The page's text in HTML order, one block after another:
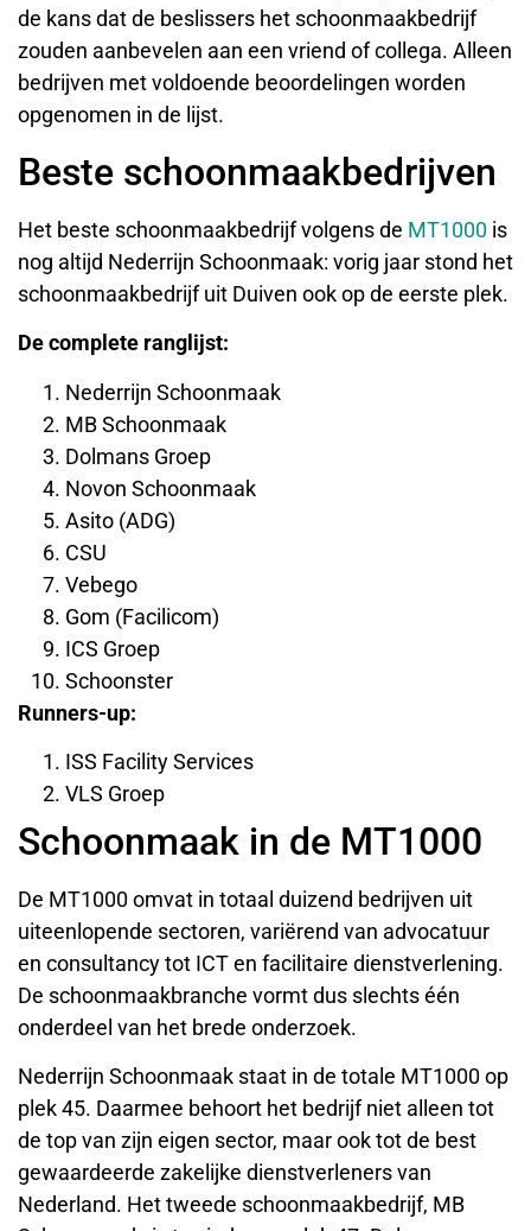
de kans dat de beslissers het schoonmaakbedrijf
zouden aanbevelen aan een vriend of collega. Alleen
bedrijven met voldoende beoordelingen worden
opgenomen in de lijst.
Beste schoonmaakbedrijven
Het beste schoonmaakbedrijf volgens de MT1000 is
nog altijd Nederrijn Schoonmaak: vorig jaar stond het
schoonmaakbedrijf uit Duiven ook op de eerste plek.
De complete ranglijst:
Nederrijn Schoonmaak
MB Schoonmaak
Dolmans Groep
Novon Schoonmaak
Asito (ADG)
CSU
Vebego
Gom (Facilicom)
ICS Groep
Schoonster
Runners-up:
ISS Facility Services
VLS Groep
Schoonmaak in de MT1000
De MT1000 omvat in totaal duizend bedrijven uit
uiteenlopende sectoren, variërend van advocatuur
en consultancy tot ICT en facilitaire dienstverlening.
De schoonmaakbranche vormt dus slechts één
onderdeel van het brede onderzoek.
Nederrijn Schoonmaak staat in de totale MT1000 op
plek 45. Daarmee behoort het bedrijf niet alleen tot
de top van zijn eigen sector, maar ook tot de best
gewaardeerde zakelijke dienstverleners van
Nederland. Het tweede schoonmaakbedrijf, MB